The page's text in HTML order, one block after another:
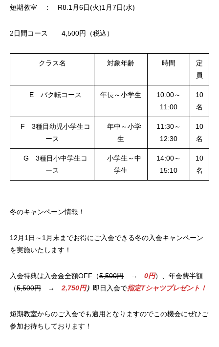
短期教室 ： R8.1月6日(火)1月7日(水)
2日間コース 4,500円（税込）
クラス名 対象年齢 時間
定
員
E バク転コース 年長～小学生
10:00～
11:00
10
名
F 3種目幼児小学生コ
ース
年中～小学
生
11:30～
12:30
10
名
G 3種目小中学生コ
ース
小学生～中
学生
14:00～
15:10
10
名
冬のキャンペーン情報！
12月1日～1月末までお得にご入会できる冬の入会キャンペーン
を実施いたします！
入会特典は入会金全額OFF（5,500円 → 0円）、年会費半額
（5,500円 → 2,750円） 即日入会で指定Tシャツプレゼント！
短期教室からのご入会でも適用となりますのでこの機会にぜひご
参加お待ちしております！